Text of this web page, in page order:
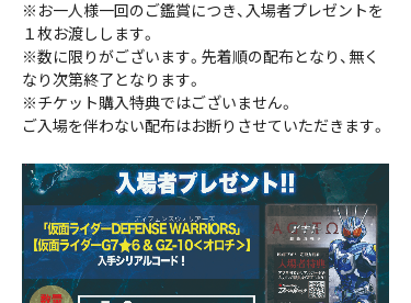
※お一人様一回のご鑑賞につき、入場者プレゼントを
１枚お渡しします。
※数に限りがございます。先着順の配布となり、無く
なり次第終了となります。
※チケット購入特典ではございません。
ご入場を伴わない配布はお断りさせていただきます。